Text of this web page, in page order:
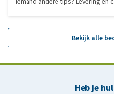
Bekijk alle
Heb je